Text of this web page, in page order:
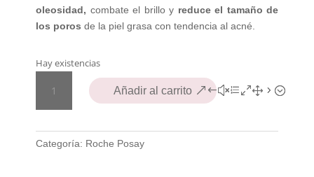
oleosidad, combate el brillo y reduce el tamaño de
los poros de la piel grasa con tendencia al acné.
Hay existencias
40ml
Añadir al carrito
Categoría: Roche Posay